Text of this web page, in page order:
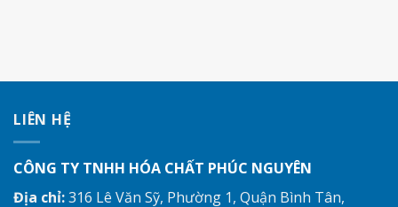
LIÊN HỆ
CÔNG TY TNHH HÓA CHẤT PHÚC NGUYÊN
Địa chỉ:316 Lê Văn Sỹ, Phường 1, Quận Bình Tân,